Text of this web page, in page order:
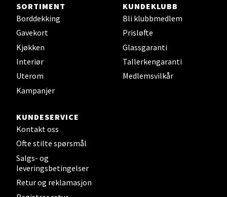
SORTIMENT
Borddekking
Gavekort
Kjøkken
Interiør
Uterom
Kampanjer
KUNDEKLUBB
Bli klubbmedlem
Prisløfte
Glassgaranti
Tallerkengaranti
Medlemsvilkår
KUNDESERVICE
Kontakt oss
Ofte stilte spørsmål
Salgs- og
leveringsbetingelser
Retur og reklamasjon
2 i butikk
Leirvik - Stord
Torgbakken 2, 5401 Stord
0 i butikk